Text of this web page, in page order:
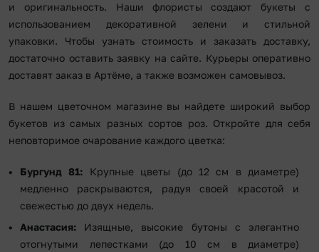
и оригинальность. Наши флористы создают букеты с
использованием декоративной зелени и стильной
упаковки. Чтобы узнать стоимость и заказать доставку,
достаточно оставить заявку на сайте. Курьеры оперативно
доставят заказ в Артёме, а также возможен самовывоз.
В нашем цветочном магазине вы найдете широкий выбор
букетов из самых разных сортов роз. Откройте для себя
неповторимое очарование каждого цветка:
Бургунд 81: Крупные цветы (до 12 см в диаметре)
медленно раскрываются, радуя своей красотой и
свежестью до двух недель.
Анастасия: Изящные, высокие бутоны с элегантно
отогнутыми лепестками (до 10 см в диаметре)